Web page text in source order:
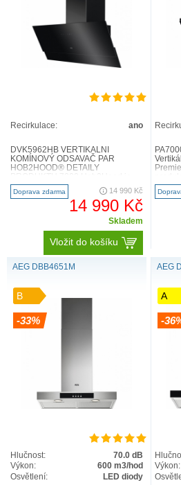
Recirkulace: ano
DVK5962HB VERTIKÁLNÍ
KOMÍNOVÝ ODSAVAČ PAR
HOB2HOOD® DETAILY
vysoce účinná funkce, která
automaticky ovládá odsavač par ..
Doprava zdarma 14 990 Kč
14 990 Kč
Skladem
Vložit do košíku
AEG DBB4651M
B
-33%
Hlučnost:
70.0 dB
Výkon:
600 m3/hod
Osvětlení:
LED diody
AEG
A
-
Výkon: